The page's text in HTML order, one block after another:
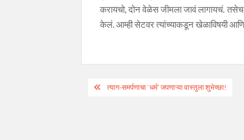
करायचो, दोन वेळेस जीमला जावं लागायचं. तसेच
केलं. आम्ही सेटवर त्यांच्याकडून खेळाविषयी आणि
Postत्याग-समर्पणाचा `धर्म’ जपणाऱ्या वास्तुला शुभेच्छा!